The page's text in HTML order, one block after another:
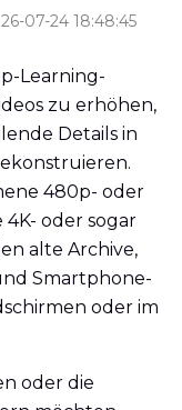
07-24 18:48:45
Learning-
zu erhöhen,
Details in
480p- oder
oder sogar
alte Archive,
Smartphone-
oder im
oder die